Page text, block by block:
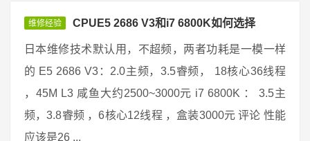
维修经验 CPUE5 2686 V3和i7 6800K如何选择
日本维修技术默认用，不超频，两者功耗是一模一样
的 E5 2686 V3：2.0主频，3.5睿频， 18核心36线程
，45M L3 咸鱼大约2500~3000元 i7 6800K ： 3.5主
频，3.8睿频 ，6核心12线程 ，盒装3000元 评论 性能
应该是26 ...